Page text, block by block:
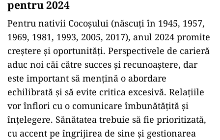
pentru 2024
Pentru nativii Cocoșului (născuți în 1945, 1957,
1969, 1981, 1993, 2005, 2017), anul 2024 promite
creștere și oportunități. Perspectivele de carieră
aduc noi căi către succes și recunoaștere, dar
este important să mențină o abordare
echilibrată și să evite critica excesivă. Relațiile
vor înflori cu o comunicare îmbunătățită și
înțelegere. Sănătatea trebuie să fie prioritizată,
cu accent pe îngrijirea de sine și gestionarea